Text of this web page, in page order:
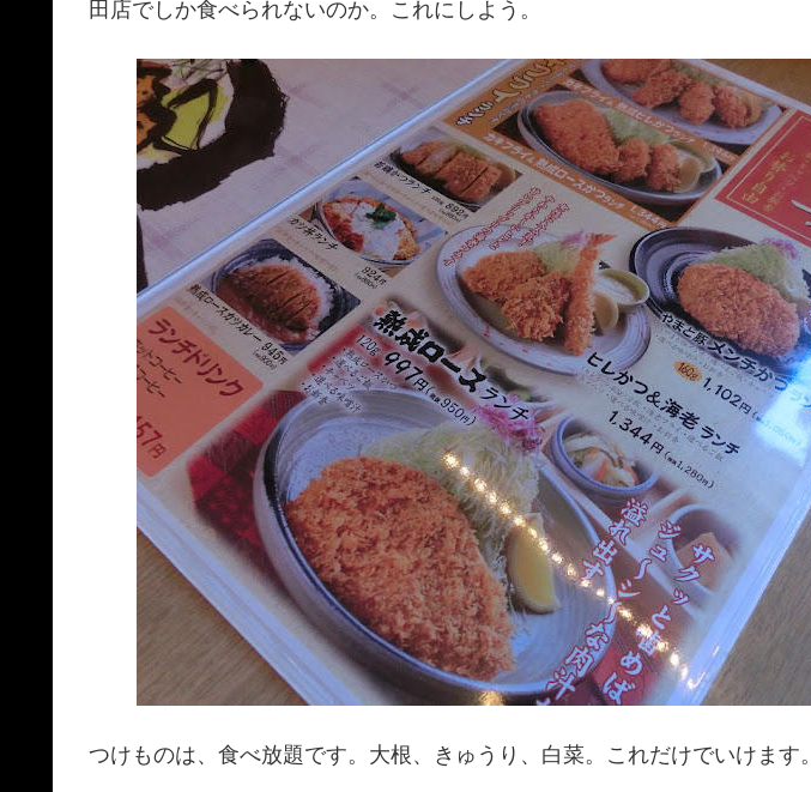
田店でしか食べられないのか。これにしよう。
つけものは、食べ放題です。大根、きゅうり、白菜。これだけでいけます。